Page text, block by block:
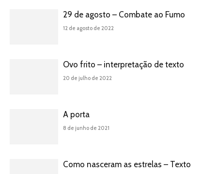
29 de agosto – Combate ao Fumo
12 de agosto de 2022
Ovo frito – interpretação de texto
20 de julho de 2022
A porta
8 de junho de 2021
Como nasceram as estrelas – Texto